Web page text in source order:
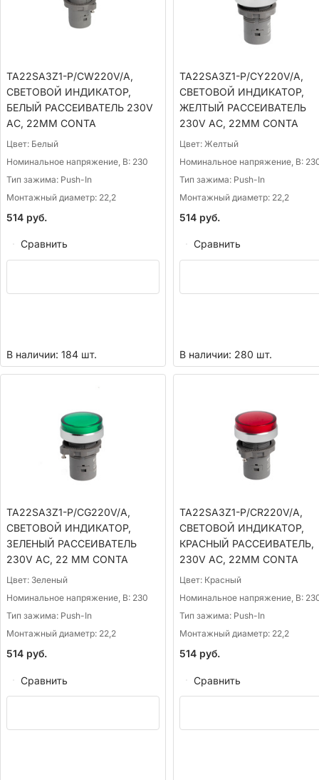
TA22SA3Z1-P/CW220V/A,
СВЕТОВОЙ ИНДИКАТОР,
БЕЛЫЙ РАССЕИВАТЕЛЬ 230V
AC, 22ММ CONTA
Цвет: Белый
Номинальное напряжение, В: 230
Тип зажима: Push-In
Монтажный диаметр: 22,2
514 руб.
Сравнить
В наличии: 184 шт.
TA22SA3Z1-P/CY220V/A,
СВЕТОВОЙ ИНДИКАТОР,
ЖЕЛТЫЙ РАССЕИВАТЕЛЬ
230V AC, 22ММ CONTA
Цвет: Желтый
Номинальное напряжение, В:
Тип зажима: Push-In
Монтажный диаметр: 22,2
514руб.
Сравнить
В наличии: 280 шт.
TA22SA3Z1-P/CG220V/A,
СВЕТОВОЙ ИНДИКАТОР,
ЗЕЛЕНЫЙ РАССЕИВАТЕЛЬ
230V AC, 22 ММ CONTA
Цвет: Зеленый
Номинальное напряжение, В: 230
Тип зажима: Push-In
Монтажный диаметр: 22,2
514 руб.
Сравнить
TA22SA3Z1-P/CR220V/A,
СВЕТОВОЙ ИНДИКАТОР,
КРАСНЫЙ РАССЕИВАТЕЛЬ,
230V AC, 22ММ CONTA
Цвет: Красный
Номинальное напряжение, В:
Тип зажима: Push-In
Монтажный диаметр: 22,2
514руб.
Сравнить